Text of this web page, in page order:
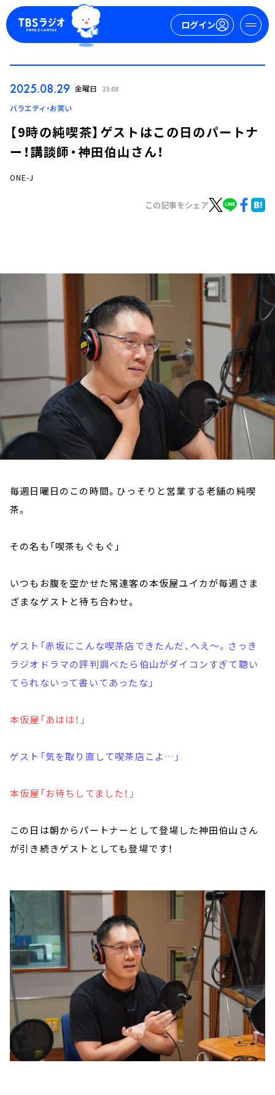
ログイン
ログイン
お知らせ
イベント・グッズ
会社情報
2025.08.29 金曜日 23:08
バラエティ・お笑い
【9時の純喫茶】ゲストはこの日のパートナ
ー！講談師・神田伯山さん！
ONE-J
この記事をシェア
毎週日曜日のこの時間。ひっそりと営業する老舗の純喫
茶。
その名も「喫茶もぐもぐ」
いつもお腹を空かせた常連客の本仮屋ユイカが毎週さま
ざまなゲストと待ち合わせ。
ゲスト「赤坂にこんな喫茶店できたんだ、へえ～。さっき
ラジオドラマの評判調べたら伯山がダイコンすぎて聴い
てられないって書いてあったな」
本仮屋「あはは！」
ゲスト「気を取り直して喫茶店こよ…」
本仮屋「お待ちしてました！」
この日は朝からパートナーとして登場した神田伯山さん
が引き続きゲストとしても登場です！